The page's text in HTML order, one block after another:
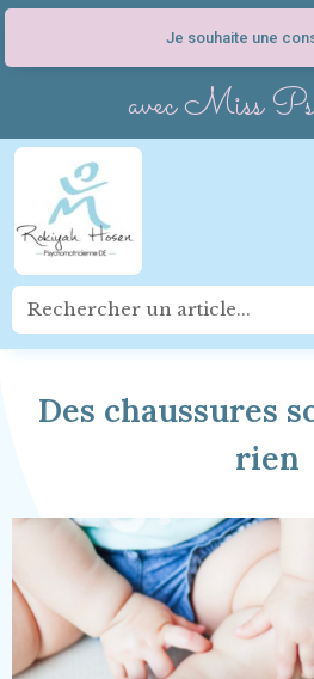
Je souhaite une
avec Miss
Des chaussures
rien